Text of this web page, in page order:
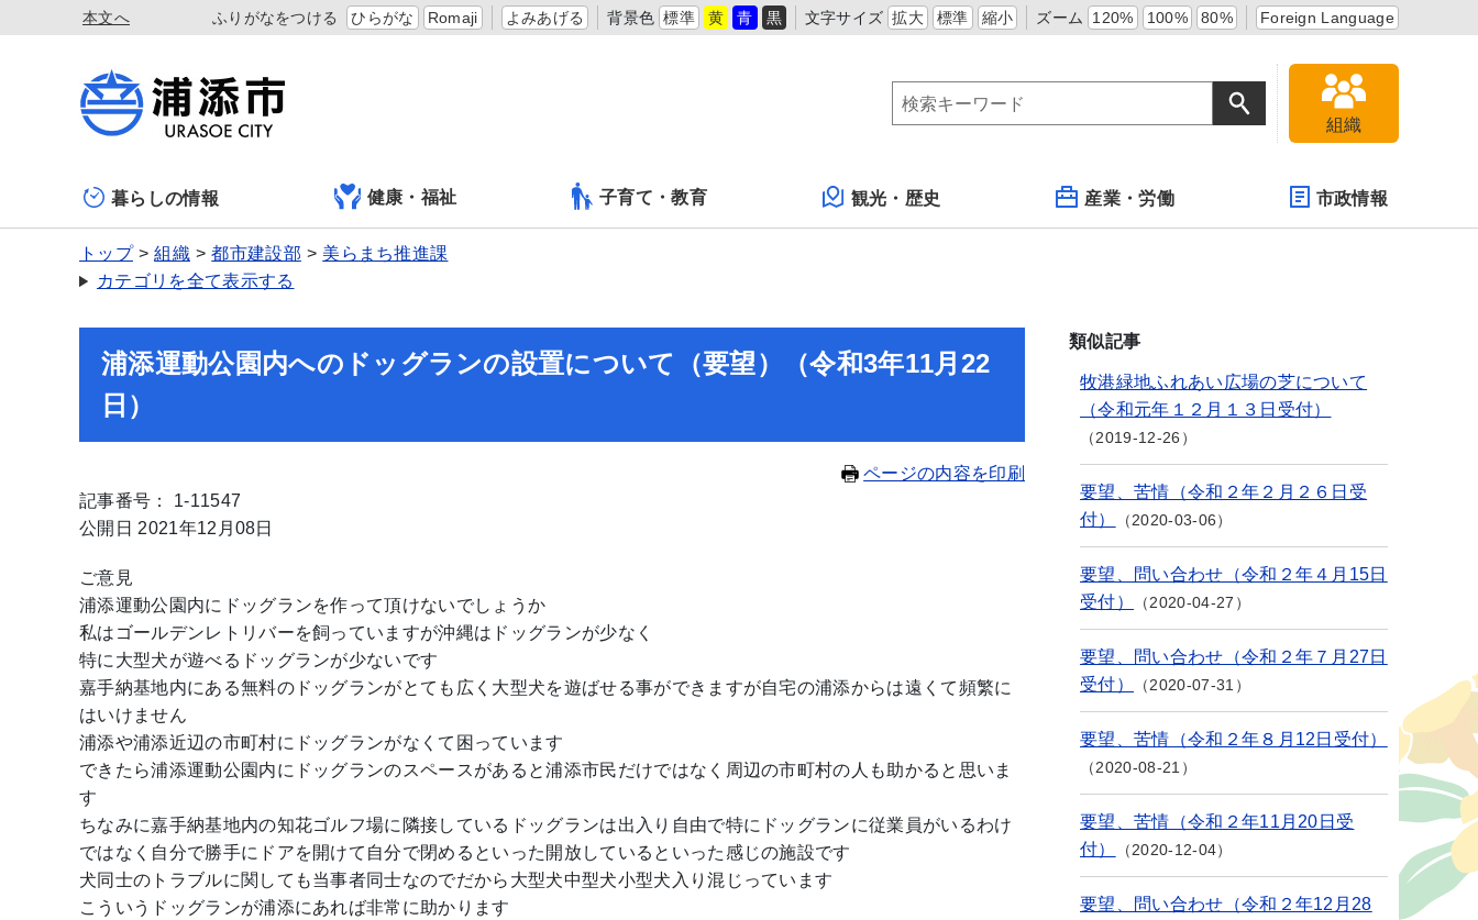
本文へ ふりがなをつける ひらがな Romaji よみあげる 背景色 標準 黄 青 黒 文字サイズ 拡大 標準 縮小 ズーム 120% 100% 80% Foreign Language
組織
暮らしの情報 健康・福祉 子育て・教育 観光・歴史 産業・労働 市政情報
トップ 組織 都市建設部
美らまち推進課
カテゴリを全て表示する
浦添運動公園内へのドッグランの設置について（要望）（令和3年11月22
日）
ページの内容を印刷
記事番号： 1-11547
公開日 2021年12月08日
ご意見
浦添運動公園内にドッグランを作って頂けないでしょうか
私はゴールデンレトリバーを飼っていますが沖縄はドッグランが少なく
特に大型犬が遊べるドッグランが少ないです
嘉手納基地内にある無料のドッグランがとても広く大型犬を遊ばせる事ができますが自宅の浦添からは遠くて頻繁に
はいけません
浦添や浦添近辺の市町村にドッグランがなくて困っています
できたら浦添運動公園内にドッグランのスペースがあると浦添市民だけではなく周辺の市町村の人も助かると思いま
す
ちなみに嘉手納基地内の知花ゴルフ場に隣接しているドッグランは出入り自由で特にドッグランに従業員がいるわけ
ではなく自分で勝手にドアを開けて自分で閉めるといった開放しているといった感じの施設です
犬同士のトラブルに関しても当事者同士なのでだから大型犬中型犬小型犬入り混じっています
こういうドッグランが浦添にあれば非常に助かります
類似記事
牧港緑地ふれあい広場の芝について
（令和元年１２月１３日受付）
2019-12-26
要望、苦情（令和２年２月２６日受
付）
2020-03-06
要望、問い合わせ（令和２年４月15日
受付）
2020-04-27
要望、問い合わせ（令和２年７月27日
受付）
2020-07-31
要望、苦情（令和２年８月12日受付）
2020-08-21
要望、苦情（令和２年11月20日受
付）
2020-12-04
要望、問い合わせ（令和２年12月28